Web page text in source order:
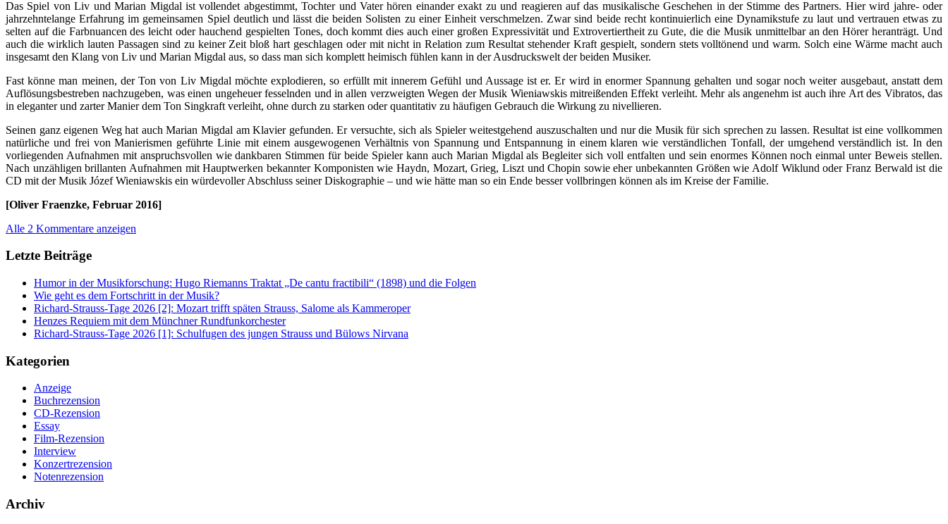
Das Spiel von Liv und Marian Migdal ist vollendet abgestimmt, Tochter und Vater hören einander exakt zu und reagieren auf das musikalische Geschehen in der Stimme des Partners. Hier wird jahre- oder
jahrzehntelange Erfahrung im gemeinsamen Spiel deutlich und lässt die beiden Solisten zu einer Einheit verschmelzen. Zwar sind beide recht kontinuierlich eine Dynamikstufe zu laut und vertrauen etwas zu
selten auf die Farbnuancen des leicht oder hauchend gespielten Tones, doch kommt dies auch einer großen Expressivität und Extrovertiertheit zu Gute, die die Musik unmittelbar an den Hörer heranträgt. Und
auch die wirklich lauten Passagen sind zu keiner Zeit bloß hart geschlagen oder mit nicht in Relation zum Resultat stehender Kraft gespielt, sondern stets volltönend und warm. Solch eine Wärme macht auch
insgesamt den Klang von Liv und Marian Migdal aus, so dass man sich komplett heimisch fühlen kann in der Ausdruckswelt der beiden Musiker.
Fast könne man meinen, der Ton von Liv Migdal möchte explodieren, so erfüllt mit innerem Gefühl und Aussage ist er. Er wird in enormer Spannung gehalten und sogar noch weiter ausgebaut, anstatt dem
Auflösungsbestreben nachzugeben, was einen ungeheuer fesselnden und in allen verzweigten Wegen der Musik Wieniawskis mitreißenden Effekt verleiht. Mehr als angenehm ist auch ihre Art des Vibratos, das
in eleganter und zarter Manier dem Ton Singkraft verleiht, ohne durch zu starken oder quantitativ zu häufigen Gebrauch die Wirkung zu nivellieren.
Seinen ganz eigenen Weg hat auch Marian Migdal am Klavier gefunden. Er versuchte, sich als Spieler weitestgehend auszuschalten und nur die Musik für sich sprechen zu lassen. Resultat ist eine vollkommen
natürliche und frei von Manierismen geführte Linie mit einem ausgewogenen Verhältnis von Spannung und Entspannung in einem klaren wie verständlichen Tonfall, der umgehend verständlich ist. In den
vorliegenden Aufnahmen mit anspruchsvollen wie dankbaren Stimmen für beide Spieler kann auch Marian Migdal als Begleiter sich voll entfalten und sein enormes Können noch einmal unter Beweis stellen.
Nach unzähligen brillanten Aufnahmen mit Hauptwerken bekannter Komponisten wie Haydn, Mozart, Grieg, Liszt und Chopin sowie eher unbekannten Größen wie Adolf Wiklund oder Franz Berwald ist die
CD mit der Musik Józef Wieniawskis ein würdevoller Abschluss seiner Diskographie – und wie hätte man so ein Ende besser vollbringen können als im Kreise der Familie.
[Oliver Fraenzke, Februar 2016]
Alle 2 Kommentare anzeigen
Letzte Beiträge
Humor in der Musikforschung: Hugo Riemanns Traktat „De cantu fractibili“ (1898) und die Folgen
Wie geht es dem Fortschritt in der Musik?
Richard-Strauss-Tage 2026 [2]: Mozart trifft späten Strauss, Salome als Kammeroper
Henzes Requiem mit dem Münchner Rundfunkorchester
Richard-Strauss-Tage 2026 [1]: Schulfugen des jungen Strauss und Bülows Nirvana
Kategorien
Anzeige
Buchrezension
CD-Rezension
Essay
Film-Rezension
Interview
Konzertrezension
Notenrezension
Archiv